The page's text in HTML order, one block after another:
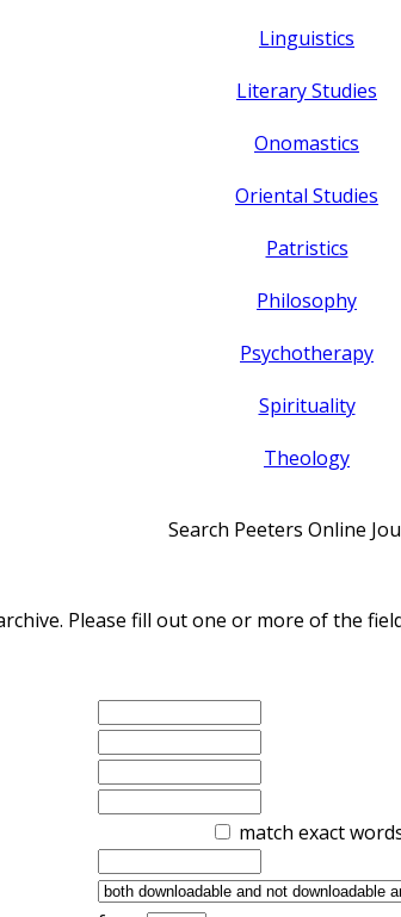
Linguistics
Literary Studies
Onomastics
Oriental Studies
Patristics
Philosophy
Psychotherapy
Spirituality
Theology
Search Peeters Online
Please fill out one or more of the
match exact